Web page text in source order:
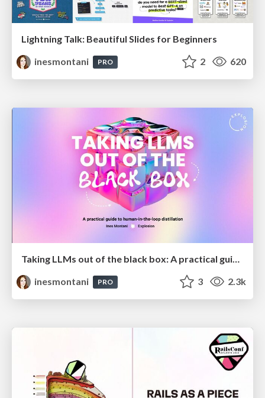
Lightning Talk: Beautiful Slides for Beginners
inesmontani
PRO 2 620
Taking LLMs out of the black box: A practical guide to human-in-the-loop distillation
inesmontani
PRO 3 2.3k